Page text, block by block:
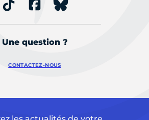
Une question ?
CONTACTEZ-NOUS